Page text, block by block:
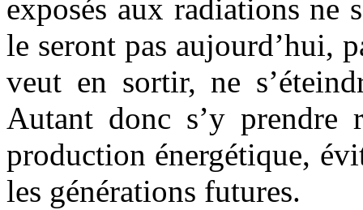
exposés aux radiations
le seront pas aujourd’hui,
veut en sortir, ne
Autant donc s’y prendre
production énergétique,
les générations futures.